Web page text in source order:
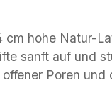
sanft auf und
Poren und